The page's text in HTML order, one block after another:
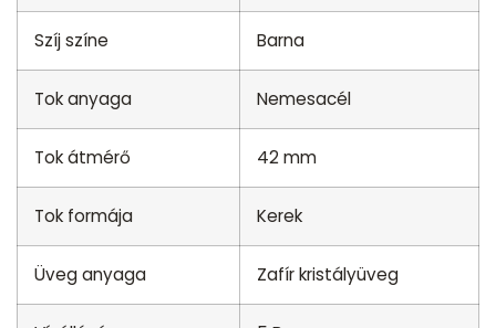
Szíj színe Barna
Tok anyaga Nemesacél
Tok átmérő 42 mm
Tok formája Kerek
Üveg anyaga Zafír kristályüveg